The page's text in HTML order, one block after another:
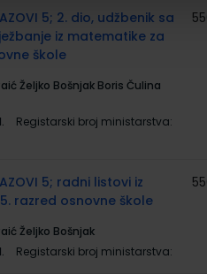
5; 2. dio, udžbenik sa
iz matematike za
škole
Željko Bošnjak Boris Čulina
Registarski broj ministarstva:
5; radni listovi iz
razred osnovne škole
Željko Bošnjak
Registarski broj ministarstva: